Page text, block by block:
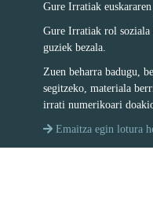
Gure Irratiak
Gure Irratiak rol
guziek bezala.
Zuen beharra badugu,
segitzeko, materiala
irrati numerikoari
Emaitza egin lotura